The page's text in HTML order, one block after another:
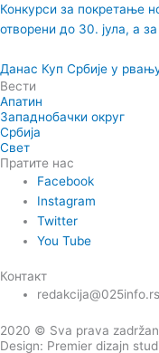
Конкурси за покретање
отворени до 30. јула, а
Данас Куп Србије у
Вести
Апатин
Западнобачки округ
Србија
Свет
Пратите нас
Facebook
Instagram
Twitter
You Tube
Контакт
redakcija@025info.rs
2020 © Sva prava
Design: Premier dizajn